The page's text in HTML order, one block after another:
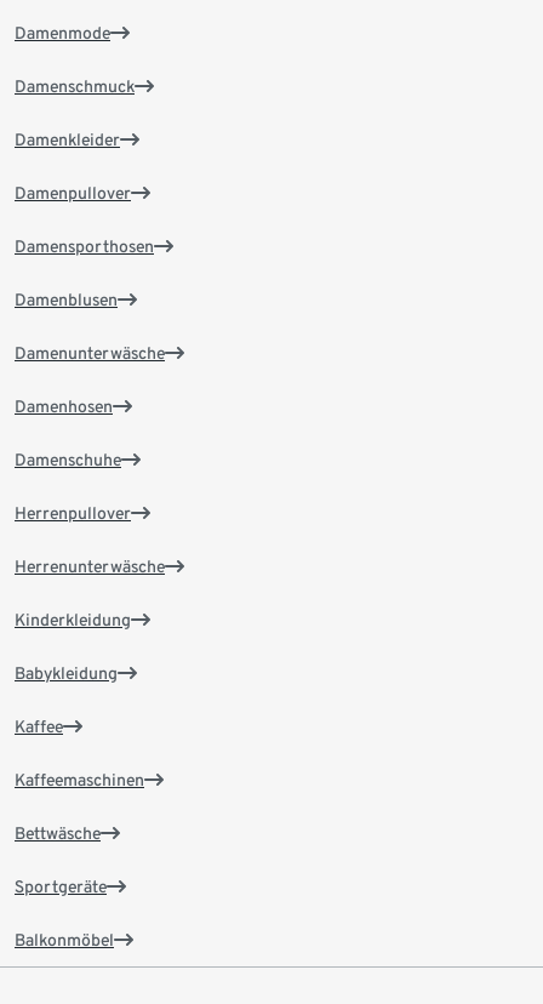
Damenmode
Damenschmuck
Damenkleider
Damenpullover
Damensporthosen
Damenblusen
Damenunterwäsche
Damenhosen
Damenschuhe
Herrenpullover
Herrenunterwäsche
Kinderkleidung
Babykleidung
Kaffee
Kaffeemaschinen
Bettwäsche
Sportgeräte
Balkonmöbel